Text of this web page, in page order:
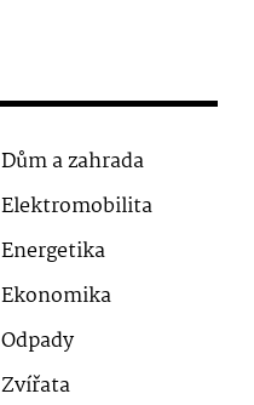
Dům a zahrada
Elektromobilita
Energetika
Ekonomika
Odpady
Zvířata